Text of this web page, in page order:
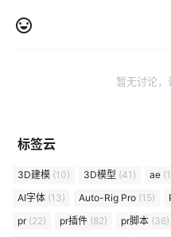
暂无讨论
标签云
3D建模 (10) 3D模型 (41) ae
AI字体 (13) Auto-Rig Pro (15)
pr(22) pr插件 (82) pr脚本 (36)